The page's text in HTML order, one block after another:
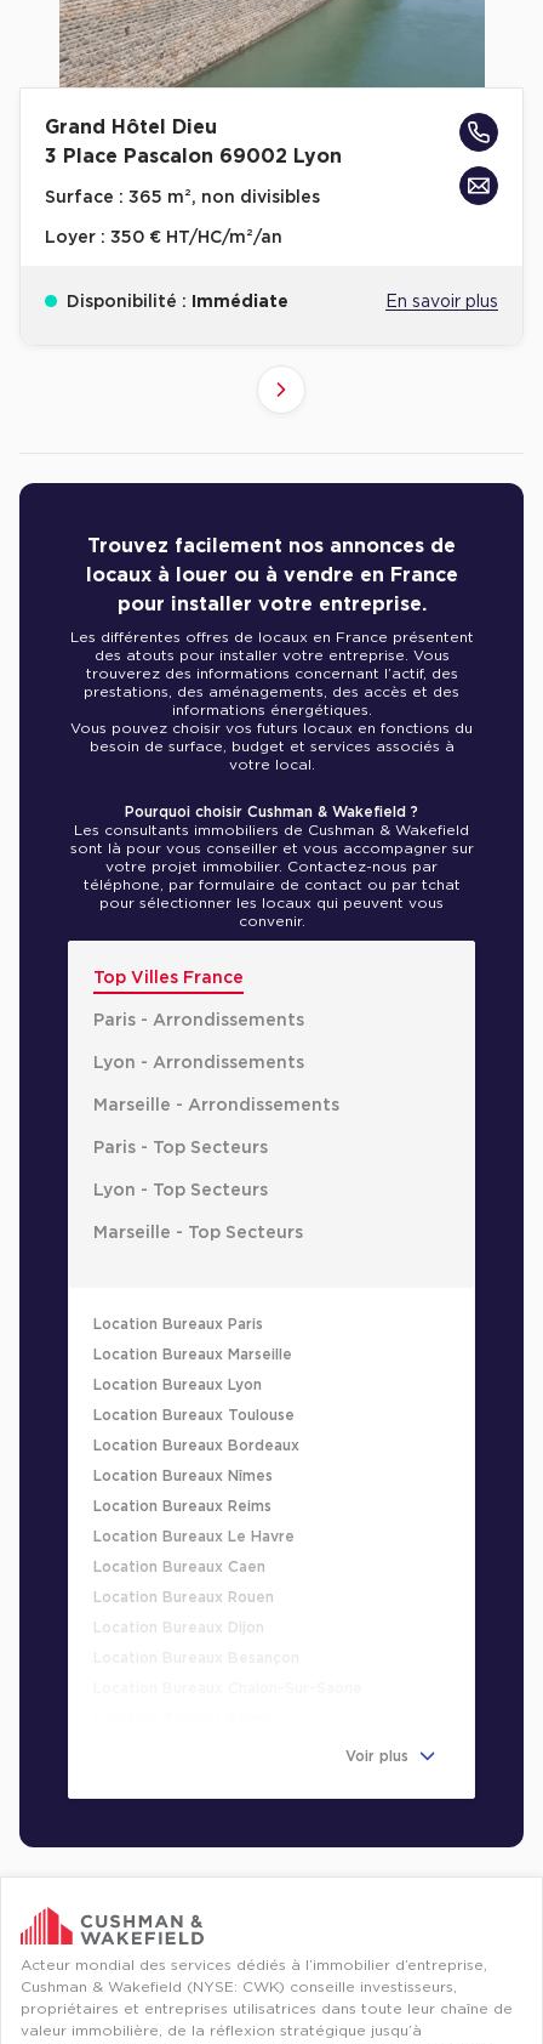
Grand Hôtel Dieu
3 Place Pascalon 69002 Lyon
Surface : 365 m², non divisibles
Loyer : 350 € HT/HC/m²/an
Disponibilité : Immédiate En savoir plus
Suivant
Trouvez facilement nos annonces de
locaux à louer ou à vendre en France
pour installer votre entreprise.
Les différentes offres de locaux en France présentent
des atouts pour installer votre entreprise. Vous
trouverez des informations concernant l’actif, des
prestations, des aménagements, des accès et des
informations énergétiques.
Vous pouvez choisir vos futurs locaux en fonctions du
besoin de surface, budget et services associés à
votre local.
Pourquoi choisir Cushman & Wakefield ?
Les consultants immobiliers de Cushman & Wakefield
sont là pour vous conseiller et vous accompagner sur
votre projet immobilier. Contactez-nous par
téléphone, par formulaire de contact ou par tchat
pour sélectionner les locaux qui peuvent vous
convenir.
Top Villes France
Paris - Arrondissements
Lyon - Arrondissements
Marseille - Arrondissements
Paris - Top Secteurs
Lyon - Top Secteurs
Marseille - Top Secteurs
Location Bureaux Paris
Location Bureaux Marseille
Location Bureaux Lyon
Location Bureaux Toulouse
Location Bureaux Bordeaux
Location Bureaux Nîmes
Location Bureaux Reims
Location Bureaux Le Havre
Location Bureaux Caen
Location Bureaux Rouen
Location Bureaux Dijon
Location Bureaux Clichy
Location Bureaux Versailles
Location Bureaux Évry
Location Bureaux Villeneuve-D'Ascq
Voir plus
Acteur mondial des services dédiés à l’immobilier d’entreprise,
Cushman & Wakefield (NYSE: CWK) conseille investisseurs,
propriétaires et entreprises utilisatrices dans toute leur chaîne de
valeur immobilière, de la réflexion stratégique jusqu’à